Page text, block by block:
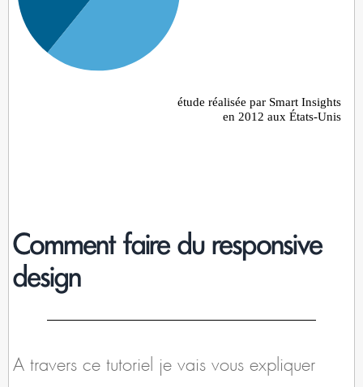
Comment faire du responsive
design
A travers ce tutoriel je vais vous expliquer